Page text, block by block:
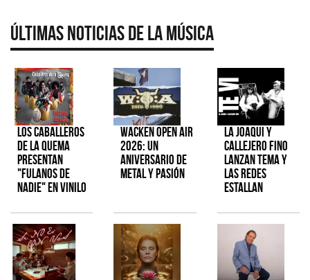
Últimas Noticias de la Música
Los Caballeros
de la Quema
presentan
"Fulanos de
Nadie" en vinilo
Wacken Open Air
2026: Un
aniversario de
metal y pasión
La Joaqui y
Callejero Fino
lanzan tema y
las redes
estallan